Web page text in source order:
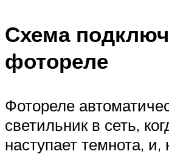
Схема
фотореле
Фотореле
светильник в сеть,
наступает темнота, и,